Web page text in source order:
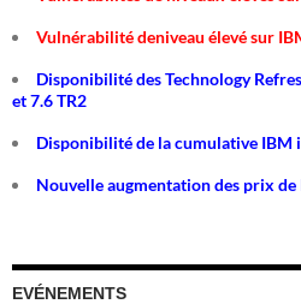
Vulnérabilité deniveau élevé sur
Disponibilité des Technology
et 7.6 TR2
Disponibilité de la cumulative IBM
Nouvelle augmentation des prix
EVÉNEMENTS